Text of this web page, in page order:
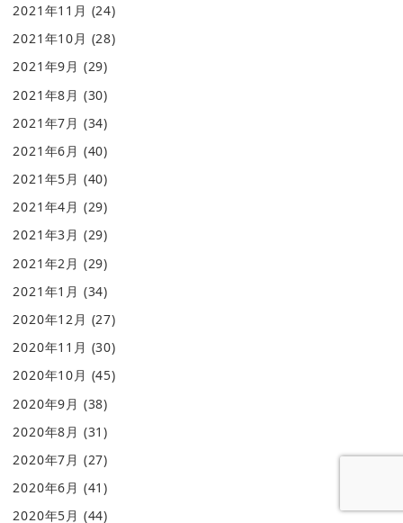
2021年11月 (24)
2021年10月 (28)
2021年9月 (29)
2021年8月 (30)
2021年7月 (34)
2021年6月 (40)
2021年5月 (40)
2021年4月 (29)
2021年3月 (29)
2021年2月 (29)
2021年1月 (34)
2020年12月 (27)
2020年11月 (30)
2020年10月 (45)
2020年9月 (38)
2020年8月 (31)
2020年7月 (27)
2020年6月 (41)
2020年5月 (44)